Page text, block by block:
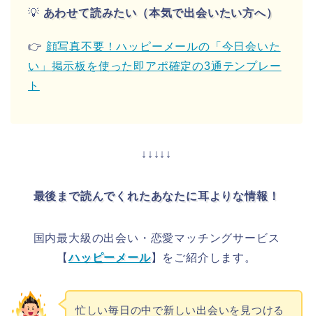
💡 あわせて読みたい（本気で出会いたい方へ）
👉 顔写真不要！ハッピーメールの「今日会いた
い」掲示板を使った即アポ確定の3通テンプレー
ト
↓↓↓↓↓
最後まで読んでくれたあなたに耳よりな情報！
国内最大級の出会い・恋愛マッチングサービス
【ハッピーメール】をご紹介します。
忙しい毎日の中で新しい出会いを見つける